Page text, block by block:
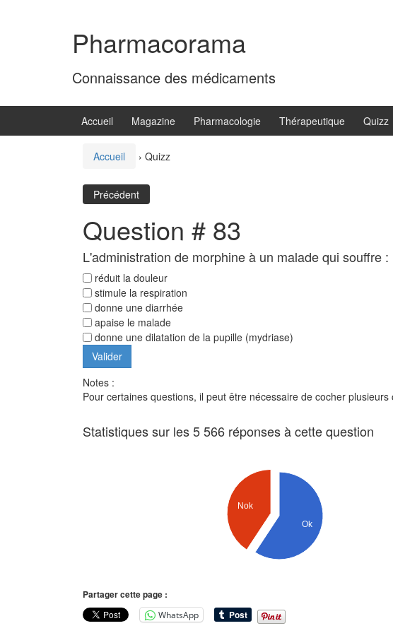
Pharmacorama
Connaissance des médicaments
Accueil Magazine Pharmacologie Thérapeutique Quizz
Accueil › Quizz
Précédent
Question # 83
L'administration de morphine à un malade qui souffre :
réduit la douleur
stimule la respiration
donne une diarrhée
apaise le malade
donne une dilatation de la pupille (mydriase)
Notes :
Pour certaines questions, il peut être nécessaire de cocher
Statistiques sur les 5 566 réponses à cette question
Nok
Ok
Partager cette page :
WhatsApp